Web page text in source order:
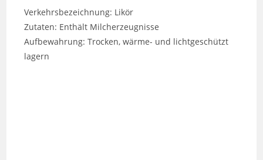
Verkehrs­bezeichnung: Likör
Zutaten: Enthält Milcherzeugnisse
Aufbewahrung: Trocken, wärme- und lichtgeschützt
lagern